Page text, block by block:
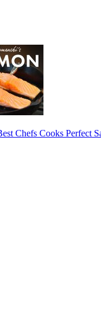
Chefs Cooks Perfect